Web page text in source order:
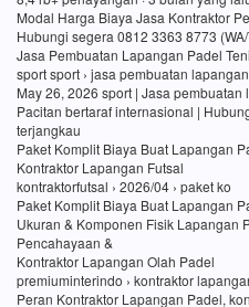
Modal Harga Biaya Jasa Kontraktor
Hubungi segera 0812 3363 8773
Jasa Pembuatan Lapangan Padel
sport sport › jasa pembuatan
May 26, 2026 sport | Jasa
Pacitan bertaraf internasional |
terjangkau
Paket Komplit Biaya Buat Lapangan
Kontraktor Lapangan Futsal
kontraktorfutsal › 2026/04 › paket ko
Paket Komplit Biaya Buat Lapangan
Ukuran & Komponen Fisik Lapangan
Pencahayaan &
Kontraktor Lapangan Olah Padel
premiuminterindo › kontraktor
Peran Kontraktor Lapangan Padel,